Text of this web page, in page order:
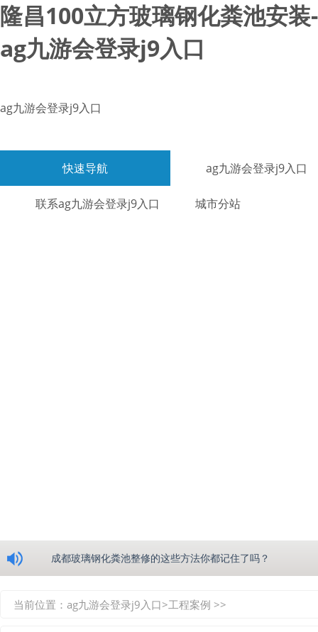
隆昌100立方玻璃钢化粪池安装-
ag九游会登录j9入口
ag九游会登录j9入口
快速导航 ag九游会登录j9入口
联系ag九游会登录j9入口 城市分站
成都玻璃钢化粪池整修的这些方法你都记住了吗？
当前位置： ag九游会登录j9入口>工程案例 >>